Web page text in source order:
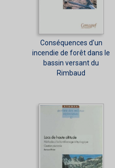
Conséquences d'un
incendie de forêt dans le
bassin versant du
Rimbaud